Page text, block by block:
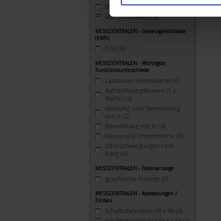
Ethernet (ModBus TCP)(3)
USB (Frontseite)(6)
MESSZENTRALEN - Genauigkeitsklasse
(kWh)
0.5s (6)
MESSZENTRALEN - Wichtigste
Funktionsunterschiede
Lastkurven (Mittelwerte) (6)
Aufzeichnungskurven (1 s
Werte) (4)
Messung oder Berechnung
von In (2)
Berechnung von In (4)
Messung U Unsymmetrie (6)
Oberschwingungen nach
Rang (6)
MESSZENTRALEN - Datenanzeige
graphische Anzeige (6)
MESSZENTRALEN - Abmessungen /
Einbau
Schalttafeleinbau 96 x 96 (4)